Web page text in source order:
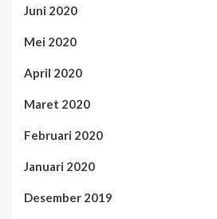
Juni 2020
Mei 2020
April 2020
Maret 2020
Februari 2020
Januari 2020
Desember 2019